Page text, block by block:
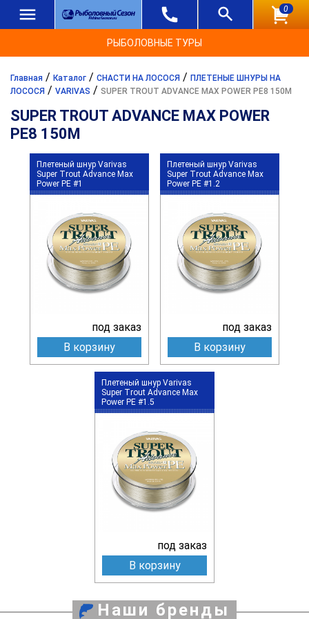
0
РЫБОЛОВНЫЕ ТУРЫ
Главная / Каталог / СНАСТИ НА ЛОСОСЯ / ПЛЕТЕНЫЕ ШНУРЫ НА
ЛОСОСЯ / VARIVAS / SUPER TROUT ADVANCE MAX POWER PE8 150M
SUPER TROUT ADVANCE MAX POWER
PE8 150M
Плетеный шнур Varivas
Super Trout Advance Max
Power PE #1
под заказ
В корзину
Плетеный шнур Varivas
Super Trout Advance Max
Power PE #1.2
под заказ
В корзину
Плетеный шнур Varivas
Super Trout Advance Max
Power PE #1.5
под заказ
В корзину
Наши бренды